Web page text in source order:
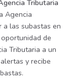
Tributaria
Agencia
a las subastas en
de
Tributaria a un
y recibe